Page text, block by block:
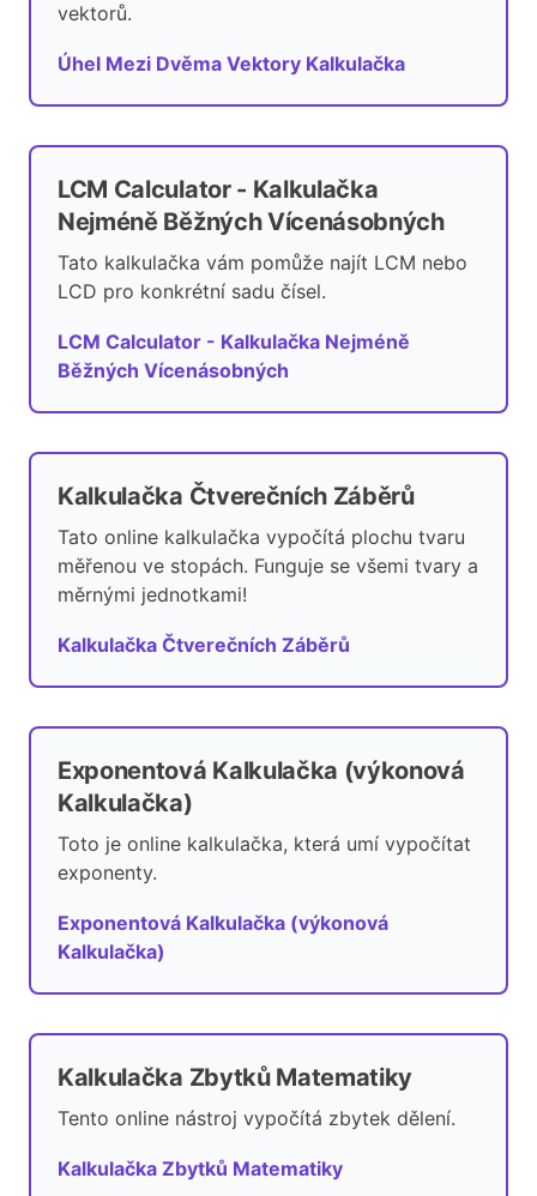
vektorů.
Úhel Mezi Dvěma Vektory Kalkulačka
LCM Calculator - Kalkulačka
Nejméně Běžných Vícenásobných
Tato kalkulačka vám pomůže najít LCM nebo
LCD pro konkrétní sadu čísel.
LCM Calculator - Kalkulačka Nejméně
Běžných Vícenásobných
Kalkulačka Čtverečních Záběrů
Tato online kalkulačka vypočítá plochu tvaru
měřenou ve stopách. Funguje se všemi tvary a
měrnými jednotkami!
Kalkulačka Čtverečních Záběrů
Exponentová Kalkulačka (výkonová
Kalkulačka)
Toto je online kalkulačka, která umí vypočítat
exponenty.
Exponentová Kalkulačka (výkonová
Kalkulačka)
Kalkulačka Zbytků Matematiky
Tento online nástroj vypočítá zbytek dělení.
Kalkulačka Zbytků Matematiky